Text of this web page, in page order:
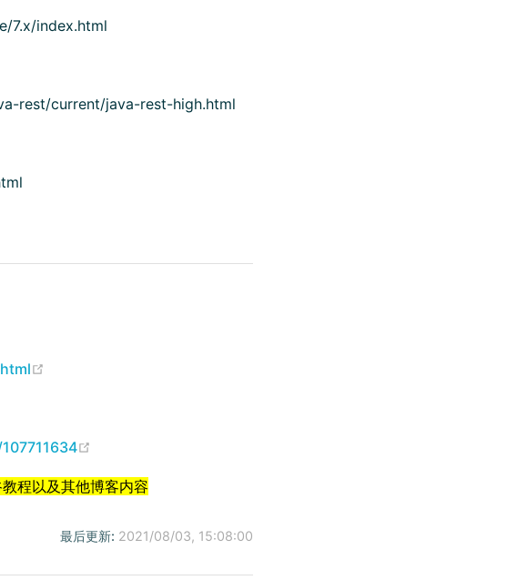
7.x/index.html
rest/current/java-rest-high.html
程以及其他博客内容
最后更新: 2021/08/03, 15:08:00